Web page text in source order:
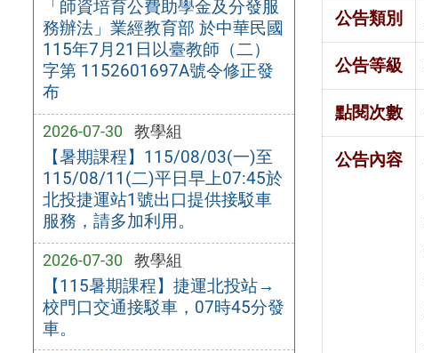
「師資培育公費助學金及分發服
務辦法」業經教育部 於中華民國
115年7月21日以臺教師（二）
字第 1152601697A號令修正發
布
2026-07-30 教學組
【暑期課程】115/08/03(一)至
115/08/11(二)平日早上07:45於
北投捷運站1號出口提供接駁車
服務，請多加利用。
2026-07-30 教學組
【115暑期課程】捷運北投站→
校門口交通接駁車，07時45分發
車。
公告類別
公告等級
點閱次數
公告內容